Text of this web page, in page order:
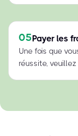
05Payer les
Une fois que
réussite,